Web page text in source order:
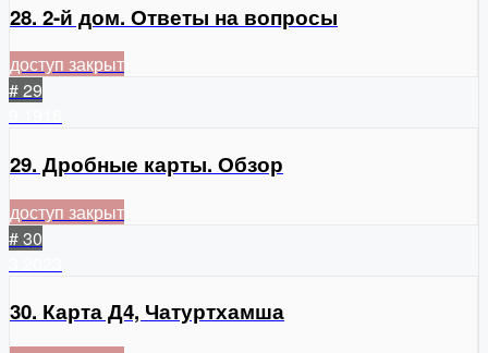
28. 2-й дом. Ответы на вопросы
доступ закрыт
# 29
29. Дробные карты. Обзор
доступ закрыт
# 30
30. Карта Д4, Чатуртхамша